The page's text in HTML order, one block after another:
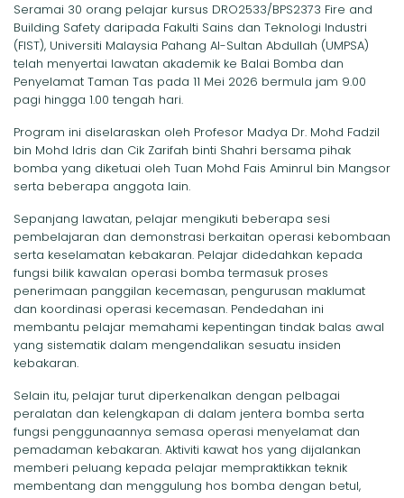
Seramai 30 orang pelajar kursus DRO2533/BPS2373 Fire and
Building Safety daripada Fakulti Sains dan Teknologi Industri
(FIST), Universiti Malaysia Pahang Al-Sultan Abdullah (UMPSA)
telah menyertai lawatan akademik ke Balai Bomba dan
Penyelamat Taman Tas pada 11 Mei 2026 bermula jam 9.00
pagi hingga 1.00 tengah hari.
Program ini diselaraskan oleh Profesor Madya Dr. Mohd Fadzil
bin Mohd Idris dan Cik Zarifah binti Shahri bersama pihak
bomba yang diketuai oleh Tuan Mohd Fais Aminrul bin Mangsor
serta beberapa anggota lain.
Sepanjang lawatan, pelajar mengikuti beberapa sesi
pembelajaran dan demonstrasi berkaitan operasi kebombaan
serta keselamatan kebakaran. Pelajar didedahkan kepada
fungsi bilik kawalan operasi bomba termasuk proses
penerimaan panggilan kecemasan, pengurusan maklumat
dan koordinasi operasi kecemasan. Pendedahan ini
membantu pelajar memahami kepentingan tindak balas awal
yang sistematik dalam mengendalikan sesuatu insiden
kebakaran.
Selain itu, pelajar turut diperkenalkan dengan pelbagai
peralatan dan kelengkapan di dalam jentera bomba serta
fungsi penggunaannya semasa operasi menyelamat dan
pemadaman kebakaran. Aktiviti kawat hos yang dijalankan
memberi peluang kepada pelajar mempraktikkan teknik
membentang dan menggulung hos bomba dengan betul,